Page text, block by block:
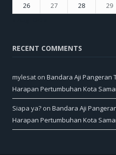
26
27 28 29
RECENT COMMENTS
mylesat on Bandara Aji Pangeran
Harapan Pertumbuhan Kota
Siapa ya? on Bandara Aji
Harapan Pertumbuhan Kota